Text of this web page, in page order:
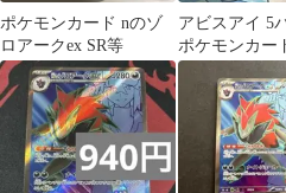
ポケモンカード nのゾ
ロアークex SR等
アビスアイ 5
ポケモンカー